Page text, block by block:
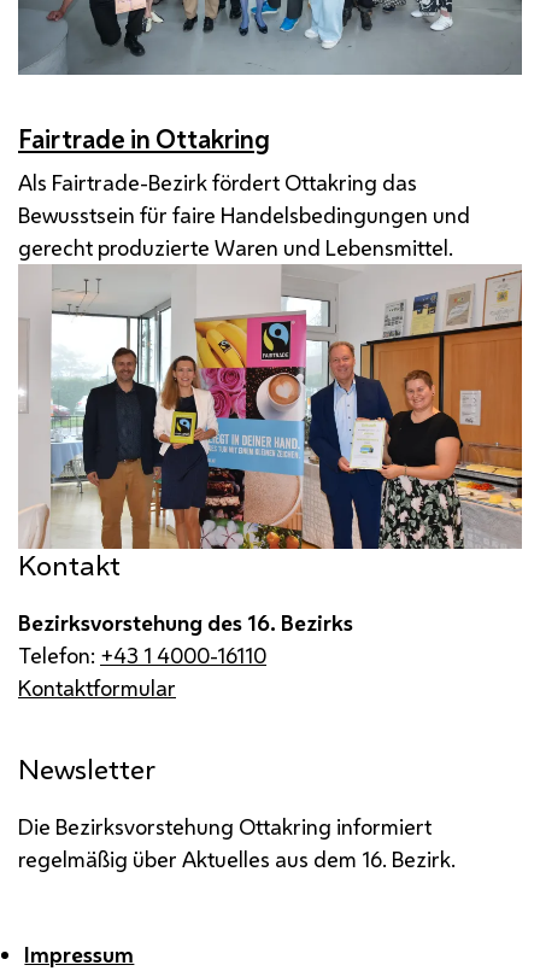
Fairtrade in Ottakring
Als Fairtrade-Bezirk fördert Ottakring das
Bewusstsein für faire Handelsbedingungen und
gerecht produzierte Waren und Lebensmittel.
Kontakt
Bezirksvorstehung des 16. Bezirks
Telefon: +43 1 4000-16110
Kontaktformular
Newsletter
Die Bezirksvorstehung Ottakring informiert
regelmäßig über Aktuelles aus dem 16. Bezirk.
Impressum